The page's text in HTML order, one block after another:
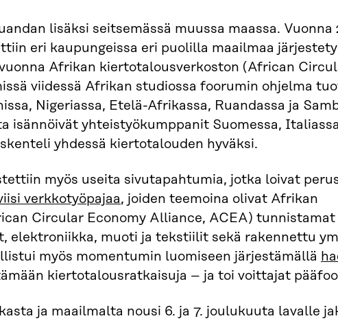
lisäksi seitsemässä muussa maassa. Vuonna
eri kaupungeissa eri puolilla maailmaa
Afrikan kiertotalousverkoston (African
viidessä Afrikan studiossa foorumin ohjelma
Nigeriassa, Etelä-Afrikassa, Ruandassa ja
isännöivät yhteistyökumppanit Suomessa,
yhdessä kiertotalouden hyväksi.
myös useita sivutapahtumia, jotka loivat
verkkotyöpajaa, joiden teemoina olivat Afrikan
Circular Economy Alliance, ACEA)
elektroniikka, muoti ja tekstiilit sekä rakennettu
myös momentumin luomiseen järjestämällä
kiertotalousratkaisuja – ja toi voittajat
ja maailmalta nousi 6. ja 7. joulukuuta lavalle